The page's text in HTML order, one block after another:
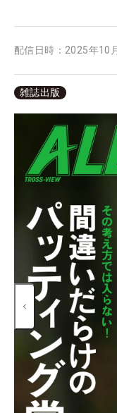
配信日時： 2025年10
雑誌出版